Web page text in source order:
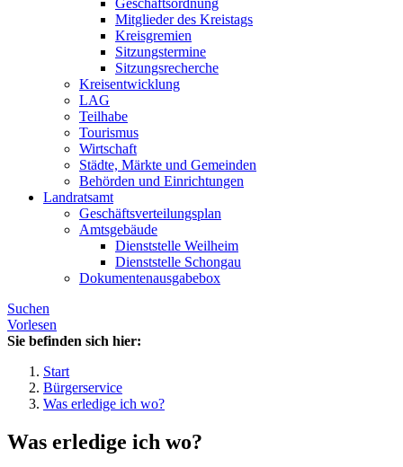
Geschäftsordnung
Mitglieder des Kreistags
Kreisgremien
Sitzungstermine
Sitzungsrecherche
Kreisentwicklung
LAG
Teilhabe
Tourismus
Wirtschaft
Städte, Märkte und Gemeinden
Behörden und Einrichtungen
Landratsamt
Geschäftsverteilungsplan
Amtsgebäude
Dienststelle Weilheim
Dienststelle Schongau
Dokumentenausgabebox
Suchen
Vorlesen
Sie befinden sich hier:
Start
Bürgerservice
Was erledige ich wo?
Was erledige ich wo?